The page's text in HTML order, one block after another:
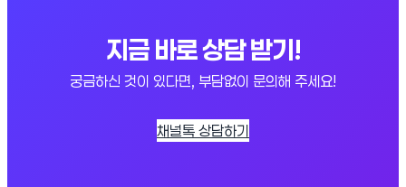
지금 바로 상담 받기!
궁금하신 것이 있다면, 부담없이 문의해 주세요!
채널톡 상담하기